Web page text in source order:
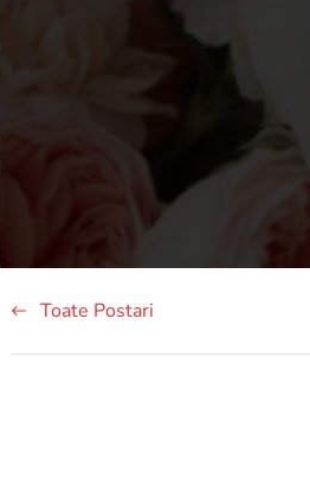
Toate Postari